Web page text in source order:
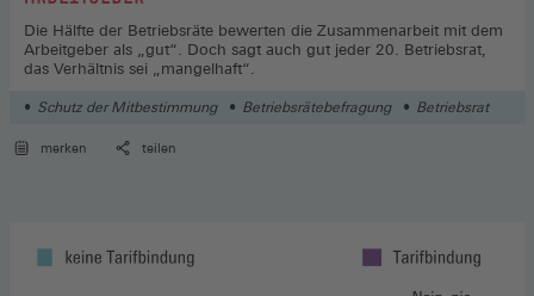
Die Hälfte der Betriebsräte bewerten die Zusammenarbeit mit dem
Arbeitgeber als „gut“. Doch sagt auch gut jeder 20. Betriebsrat,
das Verhältnis sei „mangelhaft“.
Schutz der Mitbestimmung Betriebsrätebefragung Betriebsrat
merken teilen